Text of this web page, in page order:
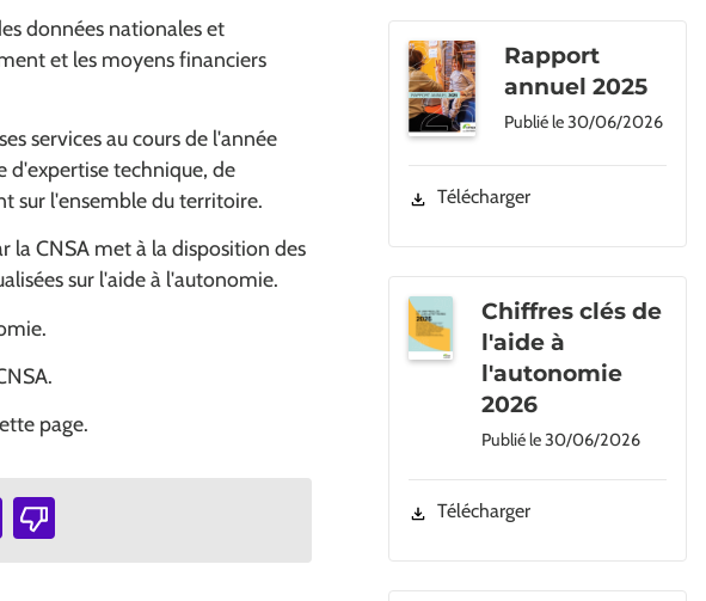
données nationales et
et les moyens financiers
services au cours de l'année
d'expertise technique, de
sur l'ensemble du territoire.
la CNSA met à la disposition des
sur l'aide à l'autonomie.
page.
Rapport
annuel 2025
Publié le30/06/2026
Télécharger
Chiffres clés de
l'aide à
l'autonomie
2026
Publié le30/06/2026
Télécharger